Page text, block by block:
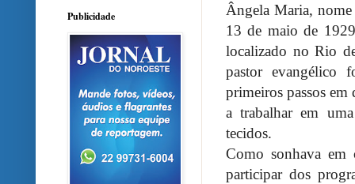
Ângela Maria,
13 de maio de
localizado no Rio
pastor evangélico
primeiros passos
a trabalhar em
tecidos.
Como sonhava em
participar dos
Publicidade